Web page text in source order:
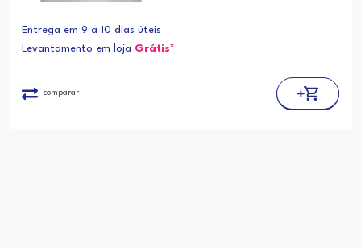
Entrega em 9 a 10 dias úteis
Levantamento em loja Grátis*
comparar